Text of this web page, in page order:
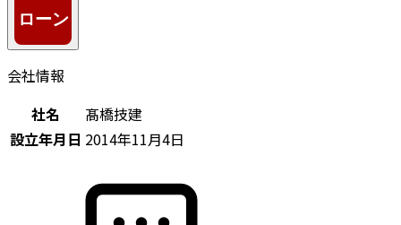
会社情報
社名
髙橋技建
設立年月日 2014年11月4日